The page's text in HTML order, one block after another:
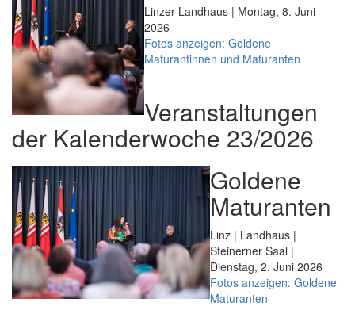
Linzer Landhaus | Montag, 8. Juni
2026
Fotos anzeigen: Goldene
Maturantinnen und Maturanten
Veranstaltungen
der Kalenderwoche 23/2026
Goldene
Maturanten
Linz | Landhaus |
Steinerner Saal |
Dienstag, 2. Juni 2026
Fotos anzeigen: Goldene
Maturanten